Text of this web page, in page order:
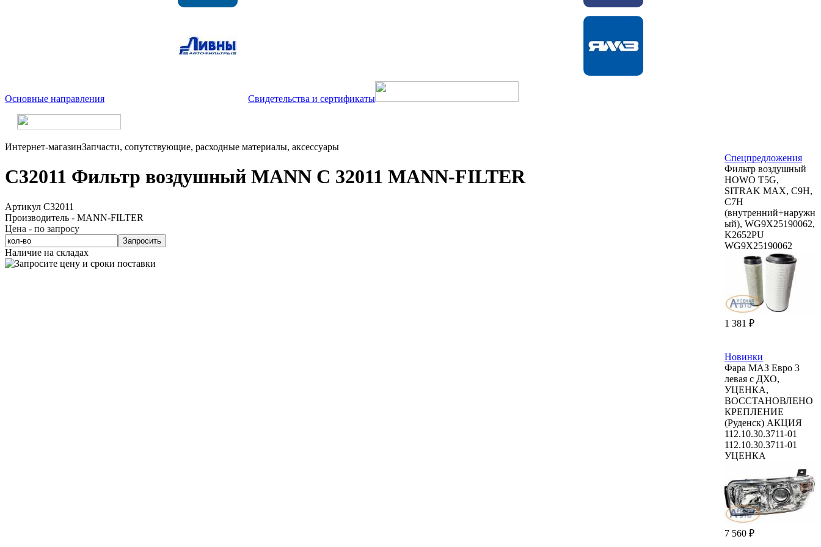
Основные направления Свидетельства и сертификаты
Интернет-магазинЗапчасти, сопутствующие, расходные материалы, аксессуары
C32011 Фильтр воздушный MANN C 32011 MANN-FILTER
Артикул C32011
Производитель - MANN-FILTER
Цена - по запросу
Запросить
Наличие на складах
Спецпредложения
Фильтр воздушный
HOWO T5G,
SITRAK MAX, C9H,
C7H
(внутренний+наружн
ый), WG9X25190062,
K2652PU
WG9X25190062
1 381 ₽
Новинки
Фара МАЗ Евро 3
левая с ДХО,
УЦЕНКА,
ВОССТАНОВЛЕНО
КРЕПЛЕНИЕ
(Руденск) АКЦИЯ
112.10.30.3711-01
112.10.30.3711-01
УЦЕНКА
7 560 ₽